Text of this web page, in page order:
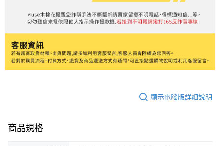
顯示電腦版詳細說明
商品規格